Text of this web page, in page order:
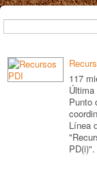
117
Punto
Línea
PD(i)".